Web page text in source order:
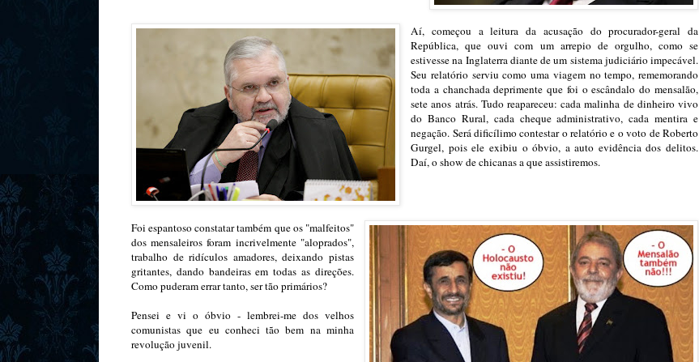
Aí, começou a leitura da acusação do procurador-geral da
República, que ouvi com um arrepio de orgulho, como se
estivesse na Inglaterra diante de um sistema judiciário impecável.
Seu relatório serviu como uma viagem no tempo, rememorando
toda a chanchada deprimente que foi o escândalo do mensalão,
sete anos atrás. Tudo reapareceu: cada malinha de dinheiro vivo
do Banco Rural, cada cheque administrativo, cada mentira e
negação. Será dificílimo contestar o relatório e o voto de Roberto
Gurgel, pois ele exibiu o óbvio, a auto evidência dos delitos.
Daí, o show de chicanas a que assistiremos.
Foi espantoso constatar também que os "malfeitos"
dos mensaleiros foram incrivelmente "aloprados",
trabalho de ridículos amadores, deixando pistas
gritantes, dando bandeiras em todas as direções.
Como puderam errar tanto, ser tão primários?
Pensei e vi o óbvio - lembrei-me dos velhos
comunistas que eu conheci tão bem na minha
revolução juvenil.